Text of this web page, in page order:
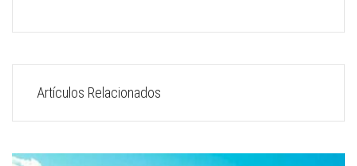
Artículos Relacionados